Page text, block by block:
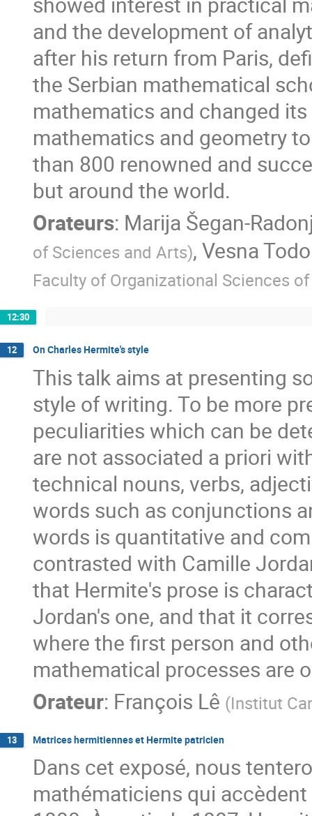
and the development of
after his return from Paris,
the Serbian mathematical
mathematics and changed
mathematics and geometry
than 800 renowned and
but around the world.
Orateurs: Marija Šegan-
of Sciences and Arts),Vesna
Faculty of Organizational Sciences
12:30
12 On Charles Hermite's style
This talk aims at presenting
style of writing. To be more
peculiarities which can be
are not associated a priori
technical nouns, verbs,
words such as conjunctions
words is quantitative and
contrasted with Camille
that Hermite's prose is
Jordan's one, and that it
where the first person and
mathematical processes are
Orateur: François Lê (Institut
13 Matrices hermitiennes et Hermite patricien
Dans cet exposé, nous
mathématiciens qui